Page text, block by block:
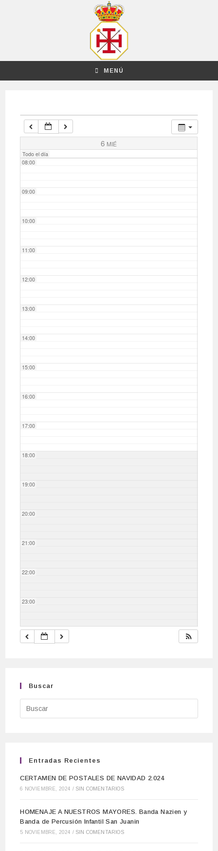
MENÚ
6 MIÉ
Todo el día
07:00
08:00
09:00
10:00
11:00
12:00
13:00
14:00
15:00
16:00
17:00
18:00
19:00
20:00
21:00
22:00
23:00
Buscar
Entradas Recientes
CERTAMEN DE POSTALES DE NAVIDAD 2.024
6 NOVIEMBRE, 2024 / SIN COMENTARIOS
HOMENAJE A NUESTROS MAYORES. Banda Nazien y
Banda de Percusión Infantil San Juanin
5 NOVIEMBRE, 2024 / SIN COMENTARIOS